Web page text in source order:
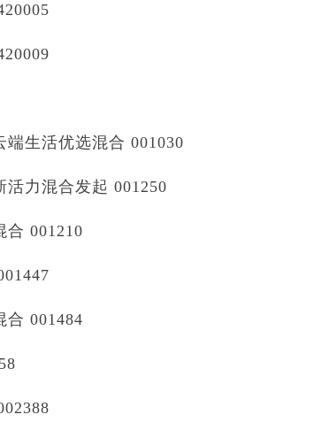
生活优选混合 001030
力混合发起 001250
合 001210
合 001484